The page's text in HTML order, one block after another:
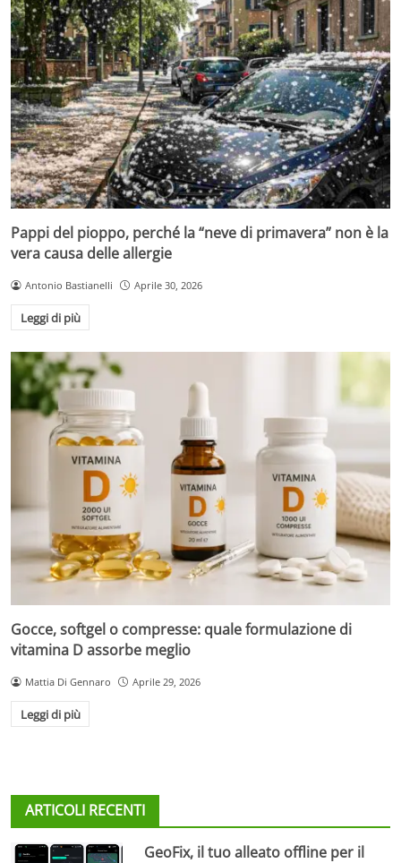
Pappi del pioppo, perché la “neve di primavera” non è la
vera causa delle allergie
Antonio Bastianelli Aprile 30, 2026
Leggi di più
Gocce, softgel o compresse: quale formulazione di
vitamina D assorbe meglio
Mattia Di Gennaro Aprile 29, 2026
Leggi di più
ARTICOLI RECENTI
GeoFix, il tuo alleato offline per il